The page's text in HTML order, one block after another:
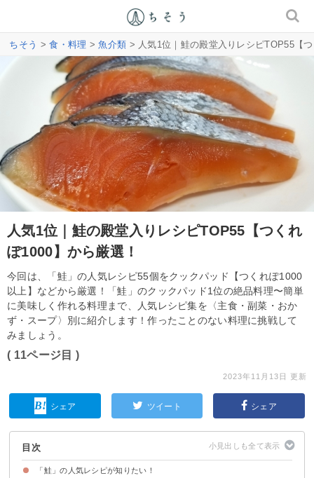
ちそう >食・料理 >魚介類 > 人気1位｜鮭の殿堂入りレシピTOP55【
人気1位｜鮭の殿堂入りレシピTOP55【つくれ
ぽ1000】から厳選！
今回は、「鮭」の人気レシピ55個をクックパッド【つくれぽ1000
以上】などから厳選！「鮭」のクックパッド1位の絶品料理〜簡単
に美味しく作れる料理まで、人気レシピ集を〈主食・副菜・おか
ず・スープ〉別に紹介します！作ったことのない料理に挑戦して
みましょう。
( 11ページ目 )
2023年11月13日 更新
シェア ツイート シェア
目次
「鮭」の人気レシピが知りたい！